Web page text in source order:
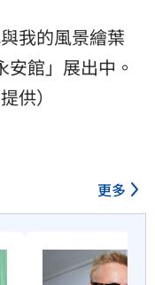
我的風景繪葉
館」展出中。
供）
更多